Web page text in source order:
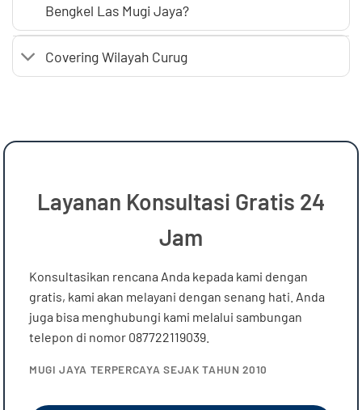
Bengkel Las Mugi Jaya?
Covering Wilayah Curug
Layanan Konsultasi Gratis 24
Jam
Konsultasikan rencana Anda kepada kami dengan
gratis, kami akan melayani dengan senang hati. Anda
juga bisa menghubungi kami melalui sambungan
telepon di nomor 087722119039.
MUGI JAYA TERPERCAYA SEJAK TAHUN 2010